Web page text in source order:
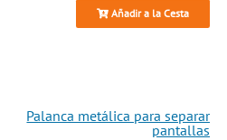
Añadir a la Cesta
Palanca metálica para separar
pantallas